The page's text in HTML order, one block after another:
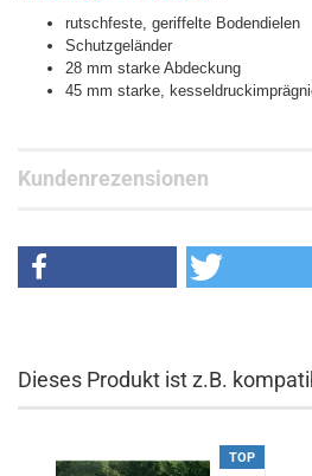
rutschfeste, geriffelte Bodendielen
Schutzgeländer
28 mm starke Abdeckung
45 mm starke,
Kundenrezensionen
Dieses Produkt ist z.B.
TOP